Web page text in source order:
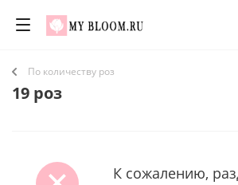
По количеству роз
19 роз
К сожалению,